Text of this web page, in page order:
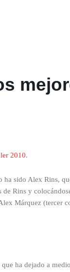
2010.
sido Alex Rins,
de Rins y
Márquez (tercer
ha dejado a